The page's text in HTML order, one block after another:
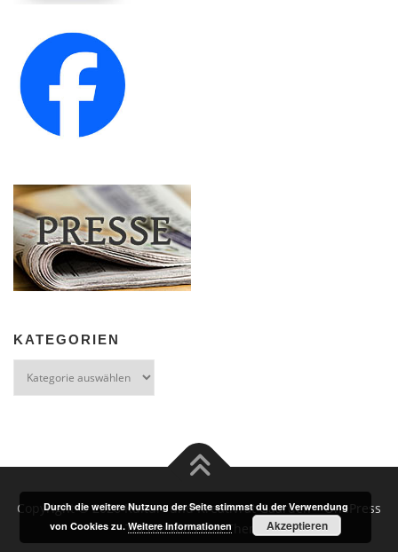
KATEGORIEN
Copyright © 2026 Kultur- und Kreativrat Gaarden–OnePress
Theme von FameThemes
Durch die weitere Nutzung der Seite stimmst du der Verwendung
von Cookies zu.Weitere Informationen Akzeptieren